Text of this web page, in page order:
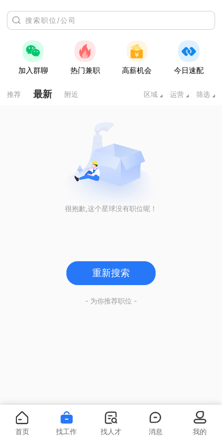
加入群聊 热门兼职 高薪机会 今日速配
推荐 最新 附近 区域 运营 筛选
很抱歉,这个星球没有职位呢！
重新搜索
- 为你推荐职位 -
首页 找工作 找人才 消息 我的